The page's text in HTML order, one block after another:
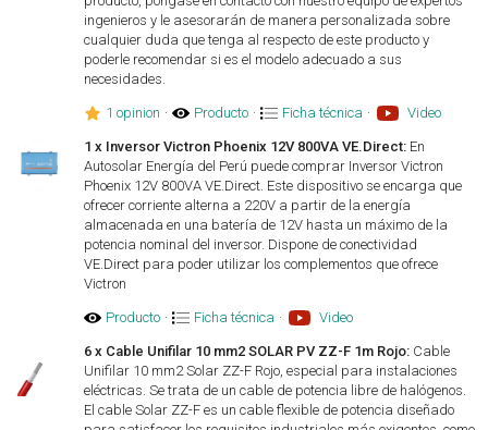
ingenieros y le asesorarán de manera personalizada sobre
cualquier duda que tenga al respecto de este producto y
poderle recomendar si es el modelo adecuado a sus
necesidades.
1 opinion · Producto · Ficha técnica · Video
1 x Inversor Victron Phoenix 12V 800VA VE.Direct: En
Autosolar Energía del Perú puede comprar Inversor Victron
Phoenix 12V 800VA VE.Direct. Este dispositivo se encarga que
ofrecer corriente alterna a 220V a partir de la energía
almacenada en una batería de 12V hasta un máximo de la
potencia nominal del inversor. Dispone de conectividad
VE.Direct para poder utilizar los complementos que ofrece
Victron
Producto · Ficha técnica · Video
6 x Cable Unifilar 10 mm2 SOLAR PV ZZ-F 1m Rojo: Cable
Unifilar 10 mm2 Solar ZZ-F Rojo, especial para instalaciones
eléctricas. Se trata de un cable de potencia libre de halógenos.
El cable Solar ZZ-F es un cable flexible de potencia diseñado